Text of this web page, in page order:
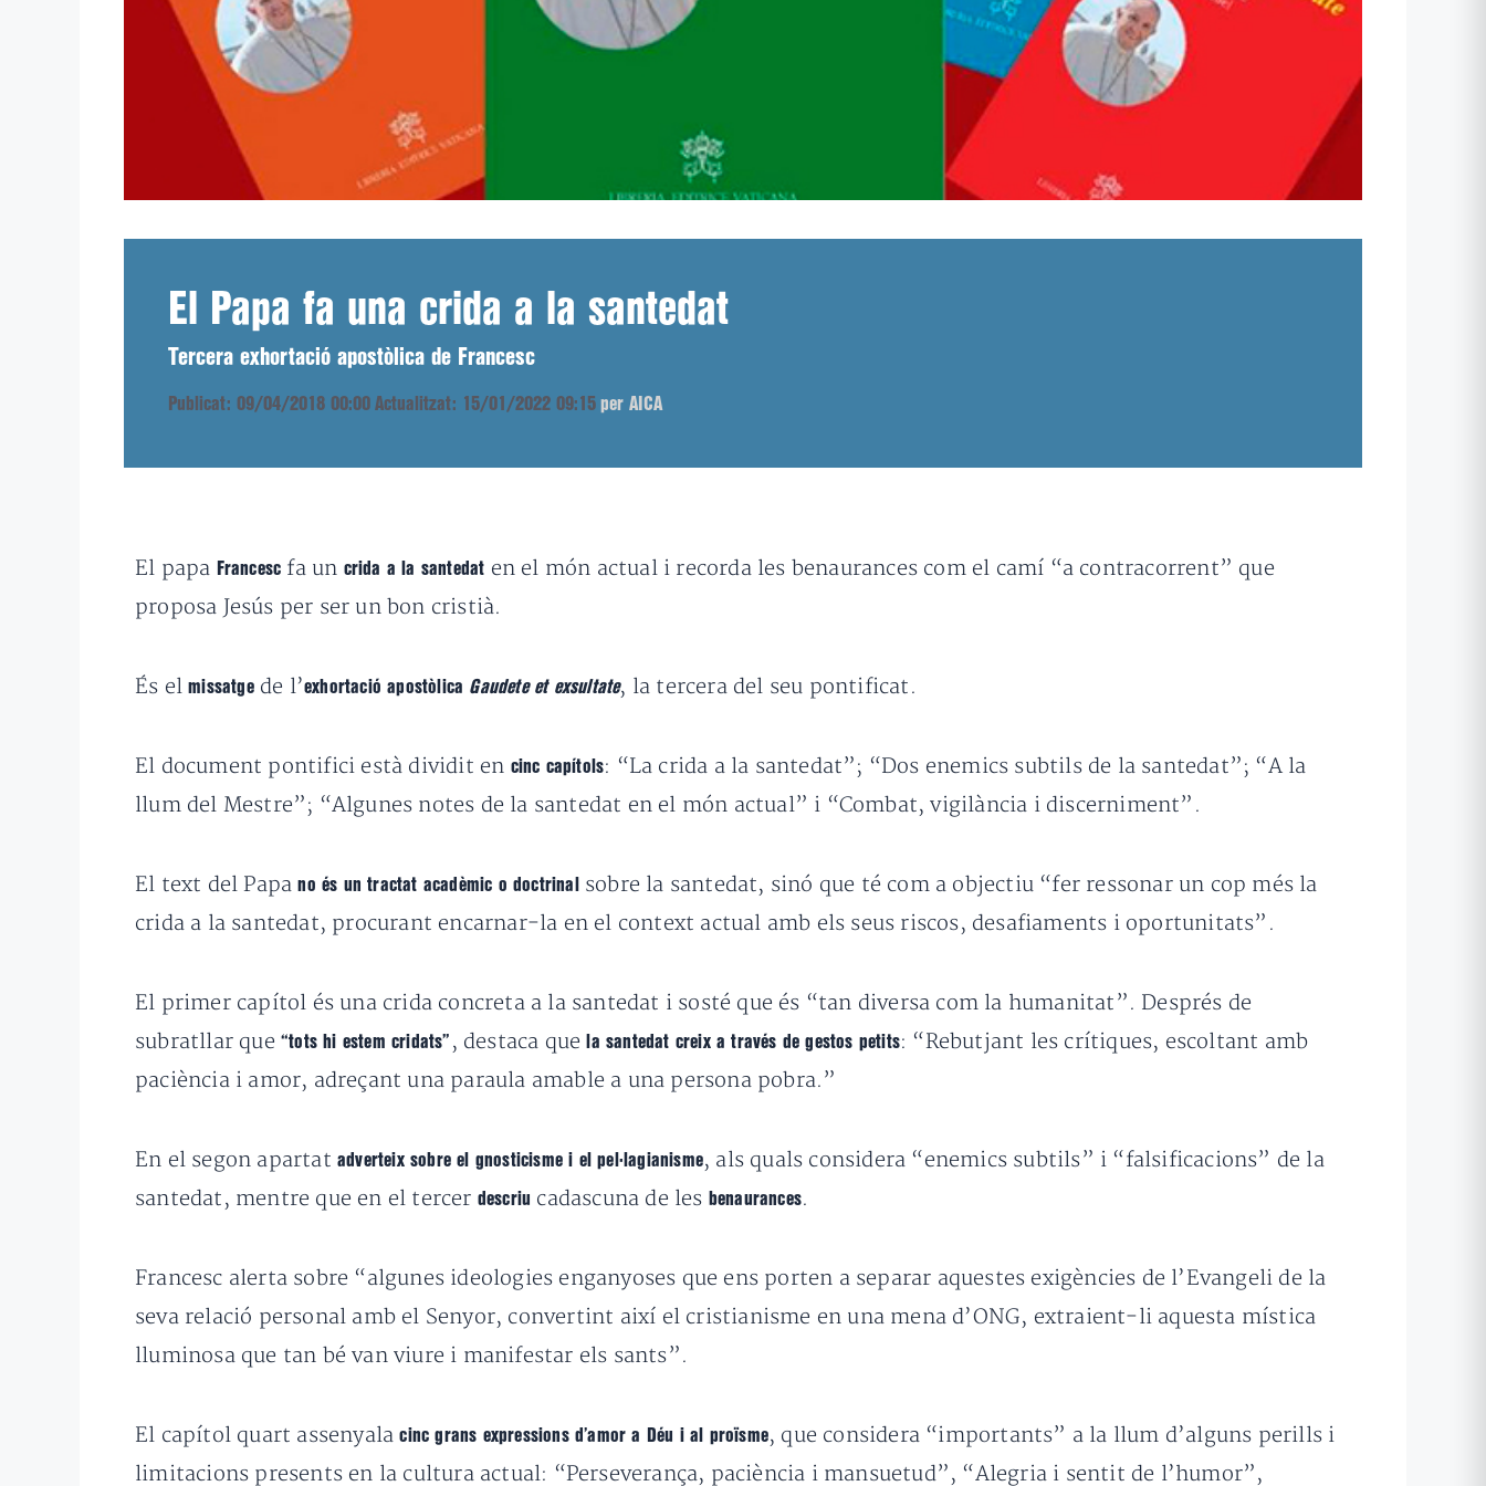
El Papa fa una crida a la santedat
Tercera exhortació apostòlica de Francesc
Publicat: 09/04/2018 00:00 Actualitzat: 15/01/2022 09:15 per AICA
El papa Francesc fa un crida a la santedat en el món actual i recorda les benaurances com el camí “a contracorrent” que
proposa Jesús per ser un bon cristià.
És elmissatge de l’exhortació apostòlica Gaudete et exsultate, la tercera del seu pontificat.
El document pontifici està dividit en cinc capítols: “La crida a la santedat”; “Dos enemics subtils de la santedat”; “A la
llum del Mestre”; “Algunes notes de la santedat en el món actual” i “Combat, vigilància i discerniment”.
El text del Papano és un tractat acadèmic o doctrinal sobre la santedat, sinó que té com a objectiu “fer ressonar un cop més la
crida a la santedat, procurant encarnar-la en el context actual amb els seus riscos, desafiaments i oportunitats”.
El primer capítol és una crida concreta a la santedat i sosté que és “tan diversa com la humanitat”. Després de
subratllar que “tots hi estem cridats” , destaca que la santedat creix a través de gestos petits: “Rebutjant les crítiques, escoltant amb
paciència i amor, adreçant una paraula amable a una persona pobra.”
En el segon apartat adverteix sobre el gnosticisme i el pel·lagianisme, als quals considera “enemics subtils” i “falsificacions” de la
santedat, mentre que en el tercer descriu cadascuna de les benaurances.
Francesc alerta sobre “algunes ideologies enganyoses que ens porten a separar aquestes exigències de l’Evangeli de la
seva relació personal amb el Senyor, convertint així el cristianisme en una mena d’ONG, extraient-li aquesta mística
lluminosa que tan bé van viure i manifestar els sants”.
El capítol quart assenyalacinc grans expressions d’amor a Déu i al proïsme, que considera “importants” a la llum d’alguns perills i
limitacions presents en la cultura actual: “Perseverança, paciència i mansuetud”, “Alegria i sentit de l’humor”,